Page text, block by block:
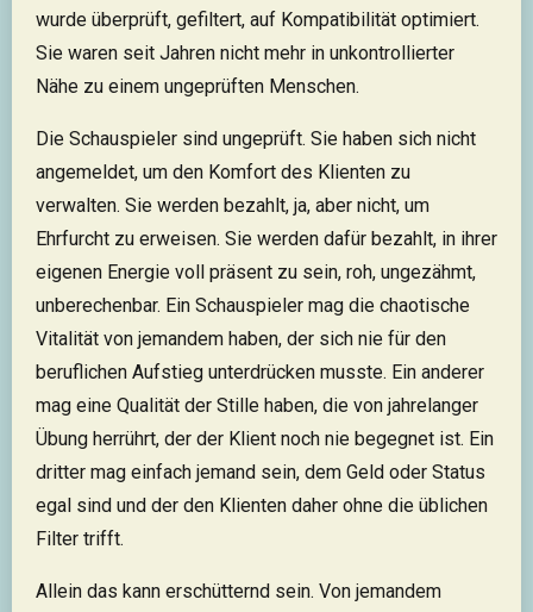
wurde überprüft, gefiltert, auf Kompatibilität optimiert.
Sie waren seit Jahren nicht mehr in unkontrollierter
Nähe zu einem ungeprüften Menschen.
Die Schauspieler sind ungeprüft. Sie haben sich nicht
angemeldet, um den Komfort des Klienten zu
verwalten. Sie werden bezahlt, ja, aber nicht, um
Ehrfurcht zu erweisen. Sie werden dafür bezahlt, in ihrer
eigenen Energie voll präsent zu sein, roh, ungezähmt,
unberechenbar. Ein Schauspieler mag die chaotische
Vitalität von jemandem haben, der sich nie für den
beruflichen Aufstieg unterdrücken musste. Ein anderer
mag eine Qualität der Stille haben, die von jahrelanger
Übung herrührt, der der Klient noch nie begegnet ist. Ein
dritter mag einfach jemand sein, dem Geld oder Status
egal sind und der den Klienten daher ohne die üblichen
Filter trifft.
Allein das kann erschütternd sein. Von jemandem